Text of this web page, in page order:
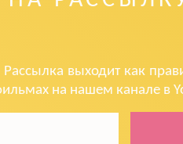
выходит как
на нашем канале в